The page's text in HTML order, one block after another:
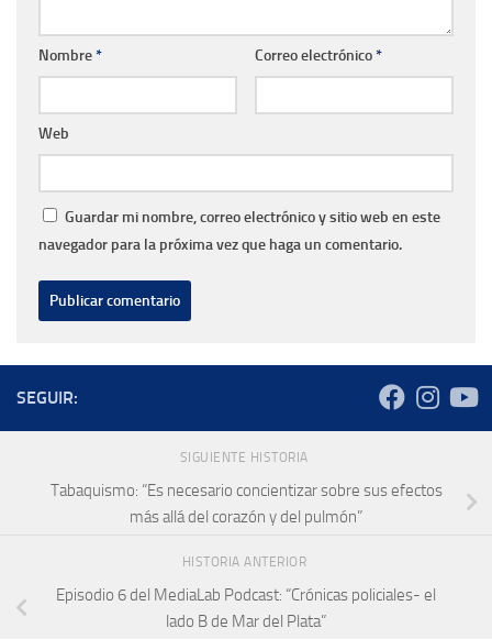
Nombre* Correo electrónico*
Web
Guardar mi nombre, correo electrónico y sitio web en este
navegador para la próxima vez que haga un comentario.
SEGUIR:
SIGUIENTE HISTORIA
Tabaquismo: “Es necesario concientizar sobre sus efectos
más allá del corazón y del pulmón”
HISTORIA ANTERIOR
Episodio 6 del MediaLab Podcast: “Crónicas policiales- el
lado B de Mar del Plata”